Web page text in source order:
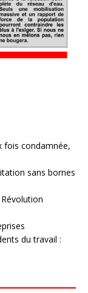
fois condamnée,
sans bornes
du travail :